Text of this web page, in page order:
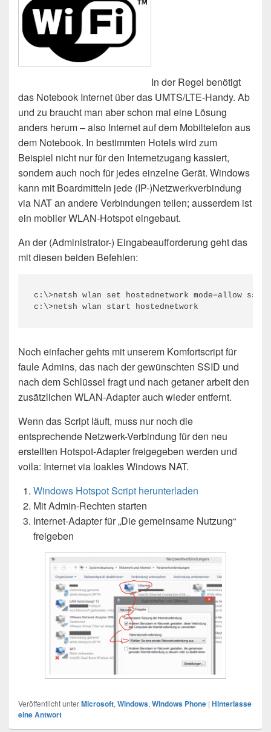
In der Regel benötigt
das Notebook Internet über das UMTS/LTE-Handy. Ab
und zu braucht man aber schon mal eine Lösung
anders herum – also Internet auf dem Mobiltelefon aus
dem Notebook. In bestimmten Hotels wird zum
Beispiel nicht nur für den Internetzugang kassiert,
sondern auch noch für jedes einzelne Gerät. Windows
kann mit Boardmitteln jede (IP-)Netzwerkverbindung
via NAT an andere Verbindungen teilen; ausserdem ist
ein mobiler WLAN-Hotspot eingebaut.
An der (Administrator-) Eingabeaufforderung geht das
mit diesen beiden Befehlen:
c:\>netsh wlan set hostednetwork mode=allow
c:\>netsh wlan start hostednetwork
Noch einfacher gehts mit unserem Komfortscript für
faule Admins, das nach der gewünschten SSID und
nach dem Schlüssel fragt und nach getaner arbeit den
zusätzlichen WLAN-Adapter auch wieder entfernt.
Wenn das Script läuft, muss nur noch die
entsprechende Netzwerk-Verbindung für den neu
erstellten Hotspot-Adapter freigegeben werden und
voila: Internet via loakles Windows NAT.
Windows Hotspot Script herunterladen
Mit Admin-Rechten starten
Internet-Adapter für „Die gemeinsame Nutzung“
freigeben
Veröffentlicht unterMicrosoft,Windows,Windows Phone | Hinterlasse
eine Antwort